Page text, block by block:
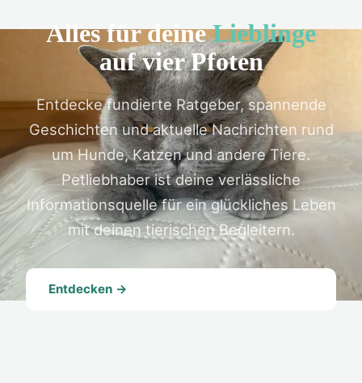
Alles für deineLieblinge
auf vier Pfoten
Entdecke fundierte Ratgeber, spannende
Geschichten und aktuelle Nachrichten rund
um Hunde, Katzen und andere Tiere.
Petliebhaber ist deine verlässliche
Informationsquelle für ein glückliches Leben
mit deinen tierischen Begleitern.
Entdecken →